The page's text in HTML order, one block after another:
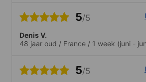
5/5
Denis V.
48 jaar oud / France / 1 week (juni -
5/5